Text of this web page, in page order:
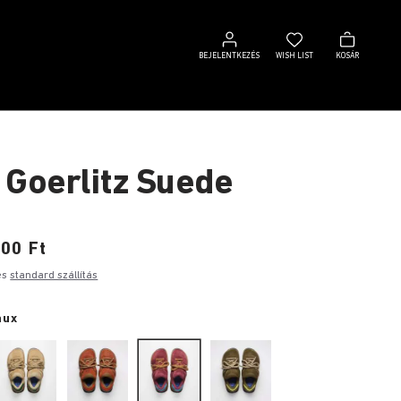
BEJELENTKEZÉS
Bejelentkezés
WISH LIST
Wish
list
KOSÁR
Kosár
Suede
Ft
standard szállítás